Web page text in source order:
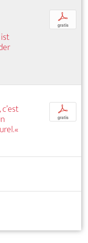
p
gratis
p
gratis